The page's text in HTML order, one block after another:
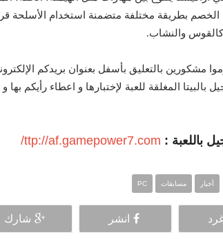
بطريقة مختلفة متضمنة استخدام الأسلحة
كالقوس والنشاب.
باللعبة : ttp://af.gamepower7.com/
أخبار مسابقات PC
انشر شارك